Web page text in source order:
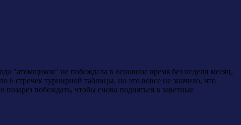
"атомщиков" не побеждала в основное время без недели месяц,
6 строчек турнирной таблицы, но это вовсе не значило, что
побеждать, чтобы снова подняться в заветные